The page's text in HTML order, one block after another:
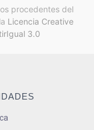
procedentes del
Licencia Creative
3.0